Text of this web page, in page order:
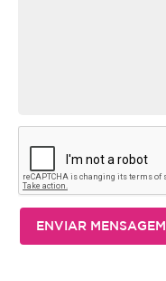
ENVIAR MENSAGEM